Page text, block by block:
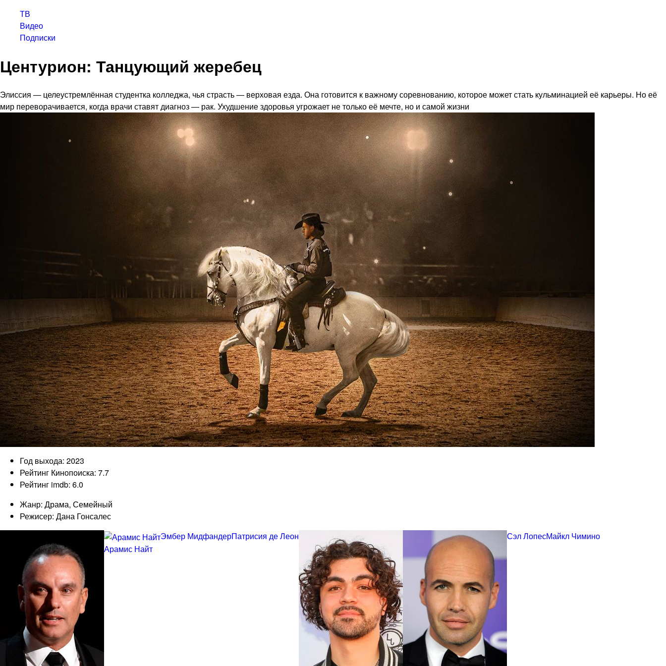
ТВ
Видео
Подписки
Центурион: Танцующий жеребец
Элиссия — целеустремлённая студентка колледжа, чья страсть — верховая езда. Она готовится к важному соревнованию, которое может стать кульминацией её карьеры. Но её
мир переворачивается, когда врачи ставят диагноз — рак. Ухудшение здоровья угрожает не только её мечте, но и самой жизни
Год выхода: 2023
Рейтинг Кинопоиска: 7.7
Рейтинг imdb: 6.0
Жанр: Драма, Семейный
Режисер: Дана Гонсалес
Арамис Найт
Эмбер МидфандерПатрисия де Леон Сэл ЛопесМайкл Чимино